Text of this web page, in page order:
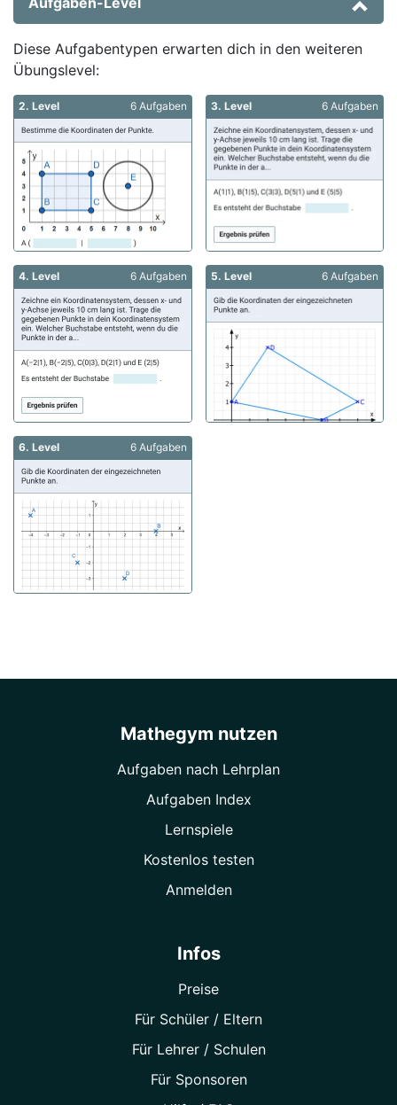
Diese Aufgabentypen erwarten dich in den weiteren
Übungslevel:
2. Level 6 Aufgaben 3. Level 6 Aufgaben
4. Level 6 Aufgaben 5. Level 6 Aufgaben
6. Level 6 Aufgaben
Mathegym nutzen
Aufgaben nach Lehrplan
Aufgaben Index
Lernspiele
Kostenlos testen
Anmelden
Infos
Preise
Für Schüler / Eltern
Für Lehrer / Schulen
Für Sponsoren